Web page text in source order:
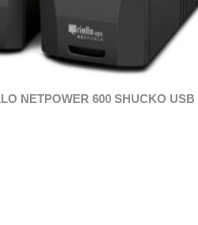
NETPOWER 600 SHUCKO USB